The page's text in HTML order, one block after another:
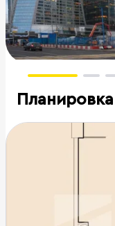
Планировка